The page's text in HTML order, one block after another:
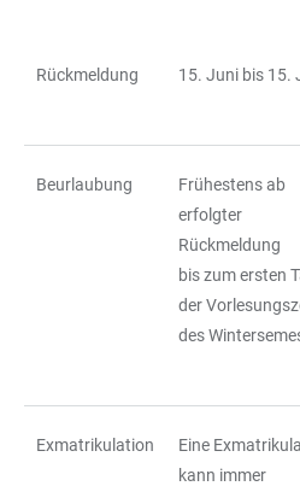
Rückmeldung 15. Juni bis 15.
Beurlaubung
Frühestens ab
erfolgter
Rückmeldung
bis zum ersten
der
des
Exmatrikulation
Eine
kann immer